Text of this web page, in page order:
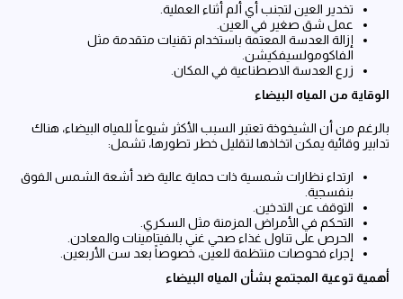
تخدير العين لتجنب أي ألم أثناء العملية.
عمل شق صغير في العين.
إزالة العدسة المعتمة باستخدام تقنيات متقدمة مثل
الفاكومولسيفكيشن.
زرع العدسة الاصطناعية في المكان.
الوقاية من المياه البيضاء
بالرغم من أن الشيخوخة تعتبر السبب الأكثر شيوعاً للمياه البيضاء، هناك
تدابير وقائية يمكن اتخاذها لتقليل خطر تطورها، تشمل:
ارتداء نظارات شمسية ذات حماية عالية ضد أشعة الشمس الفوق
بنفسجية.
التوقف عن التدخين.
التحكم في الأمراض المزمنة مثل السكري.
الحرص على تناول غذاء صحي غني بالفيتامينات والمعادن.
إجراء فحوصات منتظمة للعين، خصوصاً بعد سن الأربعين.
أهمية توعية المجتمع بشأن المياه البيضاء